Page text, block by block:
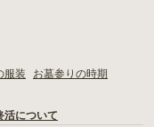
服装
お墓参りの時期
活について